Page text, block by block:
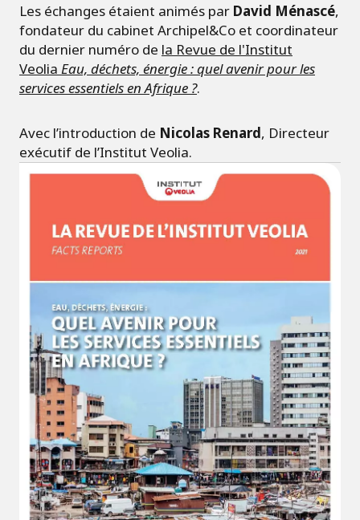
Les échanges étaient animés par David Ménascé,
fondateur du cabinet Archipel&Co et coordinateur
du dernier numéro de la Revue de l'Institut
Veolia Eau, déchets, énergie : quel avenir pour les
services essentiels en Afrique ?.
Avec l’introduction de Nicolas Renard, Directeur
exécutif de l’Institut Veolia.